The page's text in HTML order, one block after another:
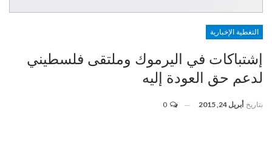
التغطية الإخبارية
إشتباكات في اليرموك وملتقى فلسطيني
لدعم حق العودة إليه
بتاريخ أبريل 24, 2015